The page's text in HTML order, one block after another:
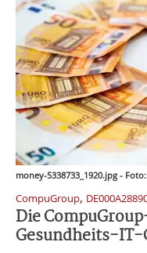
money-5338733_1920.jpg -
CompuGroup,
Die
Gesundheits-IT-